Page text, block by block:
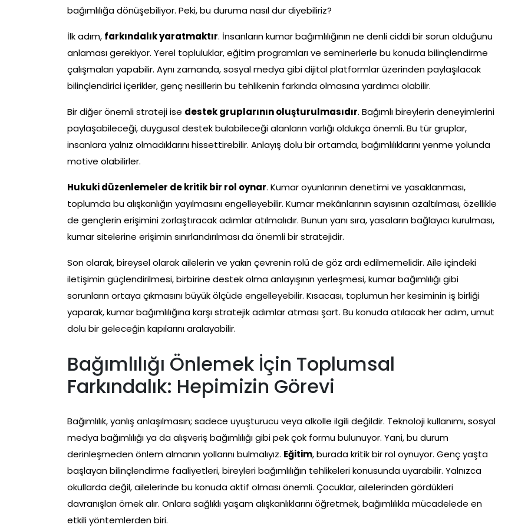
bağımlılığa dönüşebiliyor. Peki, bu duruma nasıl dur diyebiliriz?
İlk adım, farkındalık yaratmaktır. İnsanların kumar bağımlılığının ne denli ciddi bir sorun olduğunu
anlaması gerekiyor. Yerel topluluklar, eğitim programları ve seminerlerle bu konuda bilinçlendirme
çalışmaları yapabilir. Aynı zamanda, sosyal medya gibi dijital platformlar üzerinden paylaşılacak
bilinçlendirici içerikler, genç nesillerin bu tehlikenin farkında olmasına yardımcı olabilir.
Bir diğer önemli strateji ise destek gruplarının oluşturulmasıdır. Bağımlı bireylerin deneyimlerini
paylaşabileceği, duygusal destek bulabileceği alanların varlığı oldukça önemli. Bu tür gruplar,
insanlara yalnız olmadıklarını hissettirebilir. Anlayış dolu bir ortamda, bağımlılıklarını yenme yolunda
motive olabilirler.
Hukuki düzenlemeler de kritik bir rol oynar. Kumar oyunlarının denetimi ve yasaklanması,
toplumda bu alışkanlığın yayılmasını engelleyebilir. Kumar mekânlarının sayısının azaltılması, özellikle
de gençlerin erişimini zorlaştıracak adımlar atılmalıdır. Bunun yanı sıra, yasaların bağlayıcı kurulması,
kumar sitelerine erişimin sınırlandırılması da önemli bir stratejidir.
Son olarak, bireysel olarak ailelerin ve yakın çevrenin rolü de göz ardı edilmemelidir. Aile içindeki
iletişimin güçlendirilmesi, birbirine destek olma anlayışının yerleşmesi, kumar bağımlılığı gibi
sorunların ortaya çıkmasını büyük ölçüde engelleyebilir. Kısacası, toplumun her kesiminin iş birliği
yaparak, kumar bağımlılığına karşı stratejik adımlar atması şart. Bu konuda atılacak her adım, umut
dolu bir geleceğin kapılarını aralayabilir.
Bağımlılığı Önlemek İçin Toplumsal
Farkındalık: Hepimizin Görevi
Bağımlılık, yanlış anlaşılmasın; sadece uyuşturucu veya alkolle ilgili değildir. Teknoloji kullanımı, sosyal
medya bağımlılığı ya da alışveriş bağımlılığı gibi pek çok formu bulunuyor. Yani, bu durum
derinleşmeden önlem almanın yollarını bulmalıyız. Eğitim, burada kritik bir rol oynuyor. Genç yaşta
başlayan bilinçlendirme faaliyetleri, bireyleri bağımlılığın tehlikeleri konusunda uyarabilir. Yalnızca
okullarda değil, ailelerinde bu konuda aktif olması önemli. Çocuklar, ailelerinden gördükleri
davranışları örnek alır. Onlara sağlıklı yaşam alışkanlıklarını öğretmek, bağımlılıkla mücadelede en
etkili yöntemlerden biri.